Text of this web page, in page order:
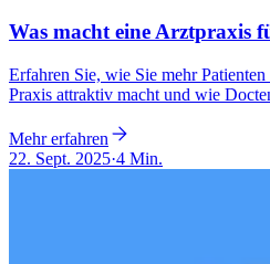
Was macht eine Arztpraxis
Erfahren Sie, wie Sie mehr
Praxis attraktiv macht und wie
Mehr erfahren
22. Sept. 2025·4 Min.